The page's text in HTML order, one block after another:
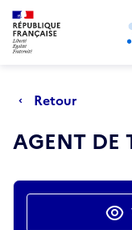
Aller au menu principal
Retour
AGENT DE
Actions
Retour au début de la
Panneau de gestion